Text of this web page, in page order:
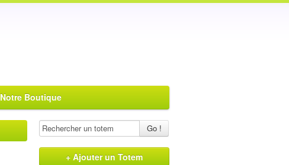
Notre Boutique
Go !
+ Ajouter un Totem